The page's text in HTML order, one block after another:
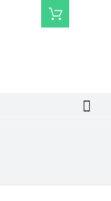
Nákupný
košík